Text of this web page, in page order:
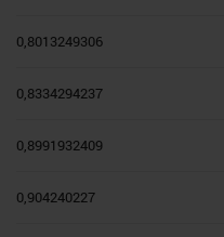
0,8013249306
0,8334294237
0,8991932409
0,904240227